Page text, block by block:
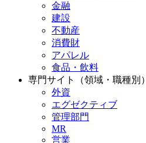
金融
建設
不動産
消費財
アパレル
食品・飲料
専門サイト（領域・職種別）
外資
エグゼクティブ
管理部門
MR
営業